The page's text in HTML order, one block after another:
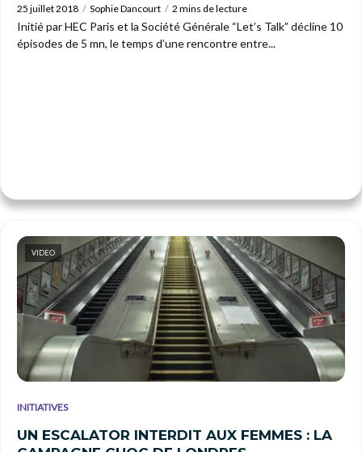
25 juillet 2018 Sophie Dancourt 2 mins de lecture
Initié par HEC Paris et la Société Générale “Let’s Talk” décline 10
épisodes de 5 mn, le temps d’une rencontre entre...
VIDEO
INITIATIVES
UN ESCALATOR INTERDIT AUX FEMMES : LA